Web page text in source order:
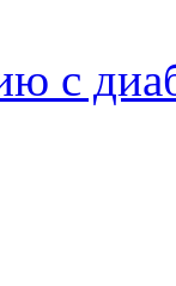
с